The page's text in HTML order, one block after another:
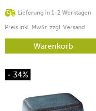
Lieferung in 1-2 Werktagen
Preis inkl. MwSt. zzgl. Versand
Warenkorb
- 34%